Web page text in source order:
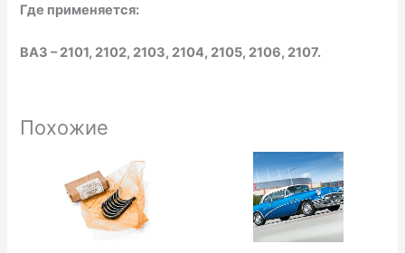
Где применяется:
ВАЗ – 2101, 2102, 2103, 2104, 2105, 2106, 2107.
Похожие